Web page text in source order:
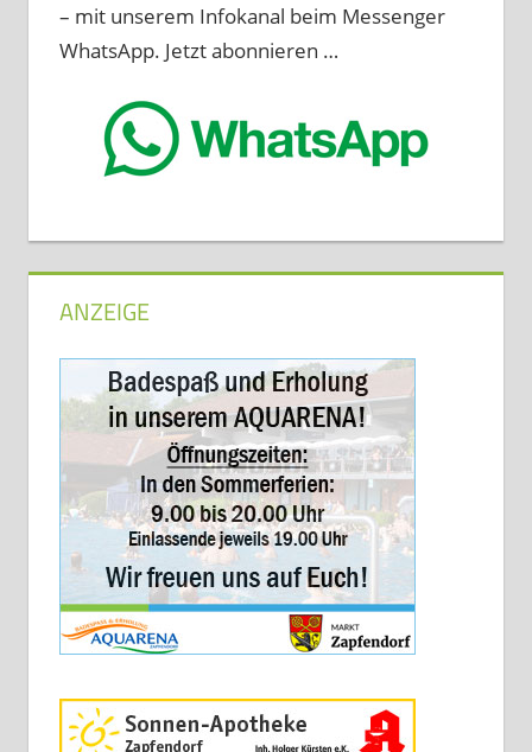
– mit unserem Infokanal beim Messenger
WhatsApp. Jetzt abonnieren …
ANZEIGE